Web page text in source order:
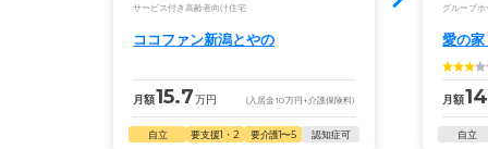
サービス付き高齢者向け住宅
ココファン新潟とやの
月額15.7万円 (入居金10万円 +介護保険料)
自立 要支援1・2 要介護1〜5 認知症可
グループホ
愛の
月額
自立